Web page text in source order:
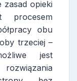
zasad opieki
procesem
obu
trzeciej –
jest